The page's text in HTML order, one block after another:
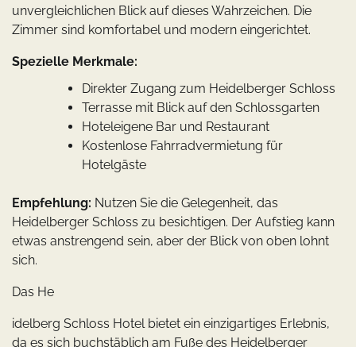
unvergleichlichen Blick auf dieses Wahrzeichen. Die
Zimmer sind komfortabel und modern eingerichtet.
Spezielle Merkmale:
Direkter Zugang zum Heidelberger Schloss
Terrasse mit Blick auf den Schlossgarten
Hoteleigene Bar und Restaurant
Kostenlose Fahrradvermietung für
Hotelgäste
Empfehlung: Nutzen Sie die Gelegenheit, das
Heidelberger Schloss zu besichtigen. Der Aufstieg kann
etwas anstrengend sein, aber der Blick von oben lohnt
sich.
Das He
idelberg Schloss Hotel bietet ein einzigartiges Erlebnis,
da es sich buchstäblich am Fuße des Heidelberger